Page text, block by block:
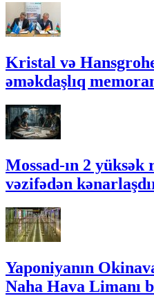
Kristal və
əməkdaşlıq
Mossad-ın 2
vəzifədən
Yaponiyanın
Naha Hava Limanı